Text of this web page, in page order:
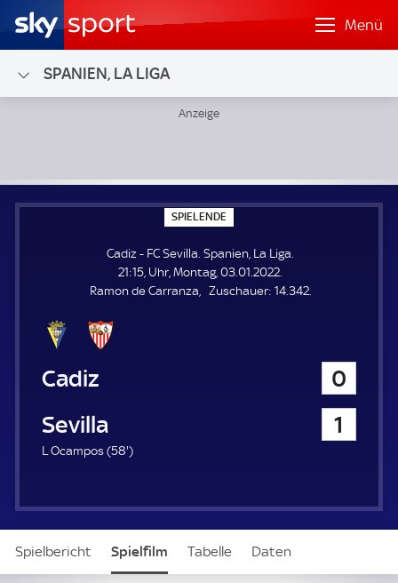
Menü
SPANIEN, LA LIGA
SPIELENDE
P
E
L
E
N
Cadiz - FC Sevilla. Spanien, La Liga.
21:15, Uhr, Montag, 03.01.2022.
Ramon de Carranza
Zuschauer: Z
14.342.
Cadiz
0
FC Sevilla
1
L Ocampos (58'5
u
t
)
Spielbericht Spielfilm Tabelle Daten